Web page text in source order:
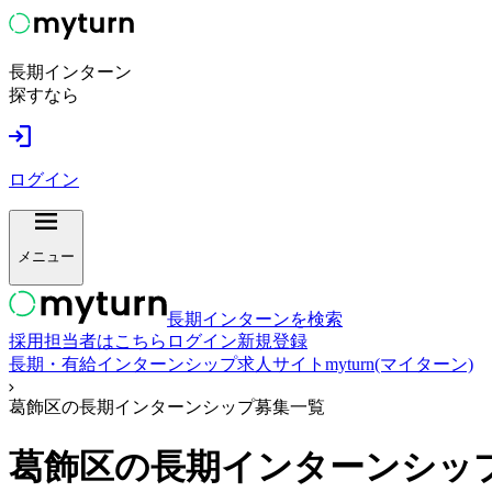
長期インターン
探すなら
ログイン
メニュー
長期インターンを検索
採用担当者はこちら ログイン新規登録
長期・有給インターンシップ求人サイトmyturn(マイターン)
葛飾区の長期インターンシップ募集一覧
葛飾区の長期インターンシッ